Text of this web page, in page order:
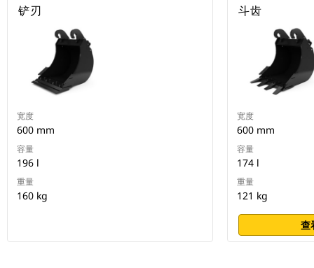
铲刃
宽度
600 mm
容量
196 l
重量
160 kg
斗齿
宽度
600 mm
容量
174 l
重量
121 kg
查